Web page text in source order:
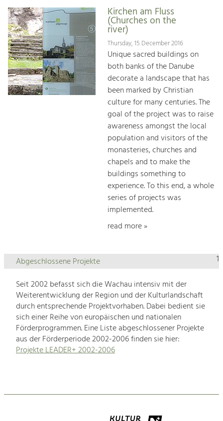
Kirchen am Fluss
(Churches on the
river)
Thursday, 15 December 2016
Unique sacred buildings on
both banks of the Danube
decorate a landscape that has
been marked by Christian
culture for many centuries. The
goal of the project was to raise
awareness amongst the local
population and visitors of the
monasteries, churches and
chapels and to make the
buildings something to
experience. To this end, a whole
series of projects was
implemented.
read more »
1
Abgeschlossene Projekte
Seit 2002 befasst sich die Wachau intensiv mit der
Weiterentwicklung der Region und der Kulturlandschaft
durch entsprechende Projektvorhaben. Dabei bedient sie
sich einer Reihe von europäischen und nationalen
Förderprogrammen. Eine Liste abgeschlossener Projekte
aus der Förderperiode 2002-2006 finden sie hier:
Projekte LEADER+ 2002-2006